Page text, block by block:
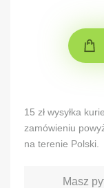
15 zł wysyłka
zamówieniu
na terenie Polski.
Masz